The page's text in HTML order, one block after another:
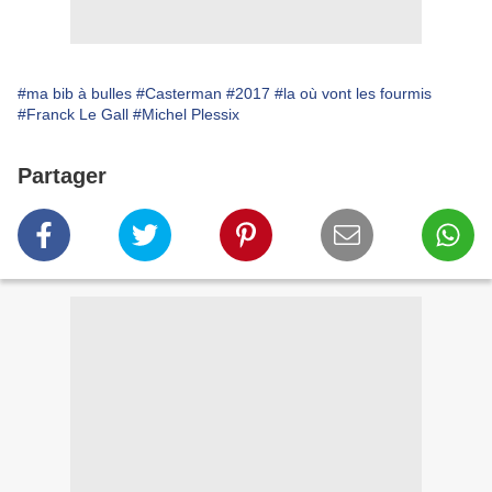
#ma bib à bulles #Casterman #2017 #la où vont les fourmis
#Franck Le Gall #Michel Plessix
Partager